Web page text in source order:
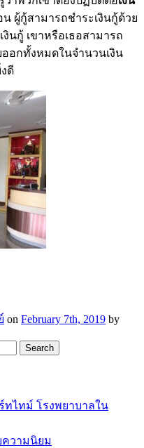
น ผู้กู้สามารถชำระเงินกู้ด้วย
นกู้ เขาหรือเธอสามารถ
ออกทั้งหมดในจำนวนเงิน
ดี
on February 7th, 2019 by
ทไทม์ โรงพยาบาลใน
ความนิยม